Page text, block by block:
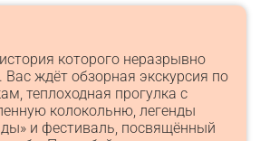
которого неразрывно
Вас ждёт обзорная экскурсия по
теплоходная прогулка с
колокольню, легенды
и фестиваль, посвящённый